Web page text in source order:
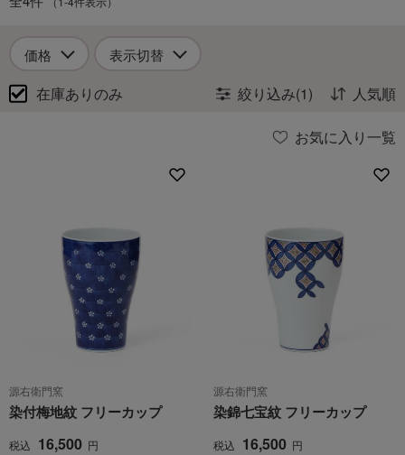
価格 表示切替
在庫ありのみ 絞り込み(1) 人気順
お気に入り一覧
源右衛門窯
染付梅地紋 フリーカップ
税込 16,500 円
源右衛門窯
染錦七宝紋 フリーカップ
税込 16,500 円